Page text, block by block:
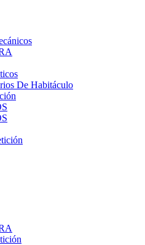
De Habitáculo